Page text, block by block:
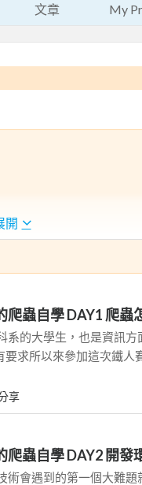
文章 My
開
爬蟲自學 DAY1 爬蟲
系的大學生，也是資訊
求所以來參加這次鐵人
享
爬蟲自學 DAY2 開
術會遇到的第一個大難